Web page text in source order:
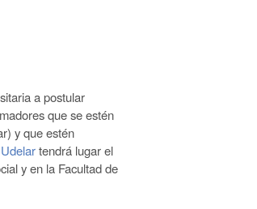
a postular
que se estén
y que estén
tendrá lugar el
y en la Facultad de